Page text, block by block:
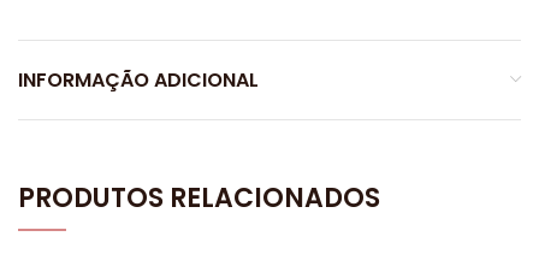
INFORMAÇÃO ADICIONAL
PRODUTOS RELACIONADOS